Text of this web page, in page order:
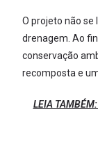
O projeto não
drenagem. Ao
conservação
recomposta e
LEIA TAMBÉM: